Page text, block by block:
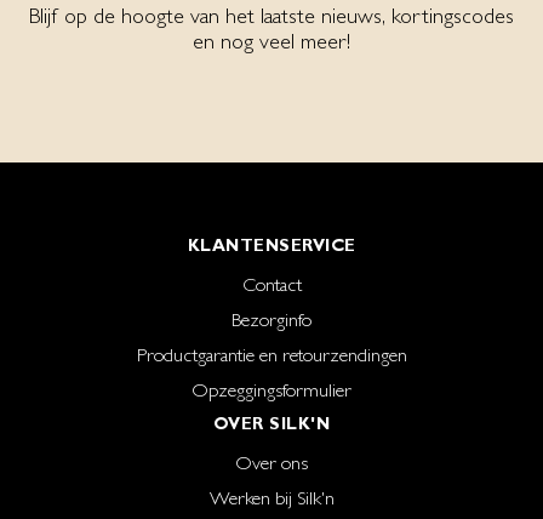
Blijf op de hoogte van het laatste nieuws, kortingscodes
en nog veel meer!
KLANTENSERVICE
Contact
Bezorginfo
Productgarantie en retourzendingen
Opzeggingsformulier
OVER SILK'N
Over ons
Werken bij Silk'n